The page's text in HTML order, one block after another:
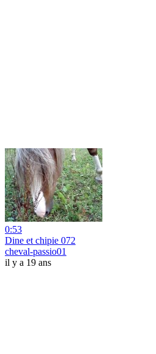
0:53
Dine et chipie 072
cheval-passio01
il y a 19 ans